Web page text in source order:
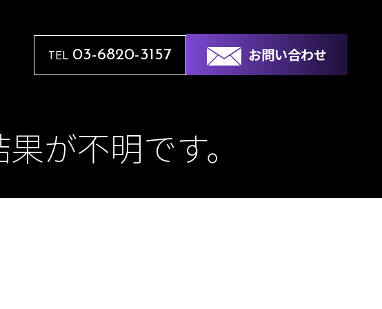
TEL 03-6820-3157 お問い合わせ
が不明です。